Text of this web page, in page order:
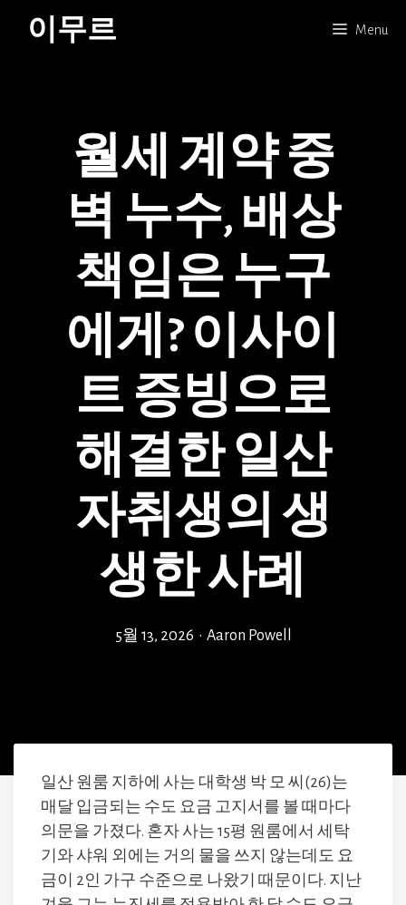
이무르 Menu
월세 계약 중
벽 누수, 배상
책임은 누구
에게? 이사이
트 증빙으로
해결한 일산
자취생의 생
생한 사례
5월 13, 2026 • Aaron Powell
일산 원룸 지하에 사는 대학생 박 모 씨(26)는
매달 입금되는 수도 요금 고지서를 볼 때마다
의문을 가졌다. 혼자 사는 15평 원룸에서 세탁
기와 샤워 외에는 거의 물을 쓰지 않는데도 요
금이 2인 가구 수준으로 나왔기 때문이다. 지난